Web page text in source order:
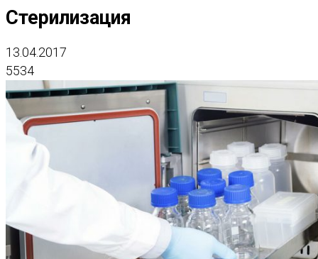
Стерилизация
13.04.2017
5534